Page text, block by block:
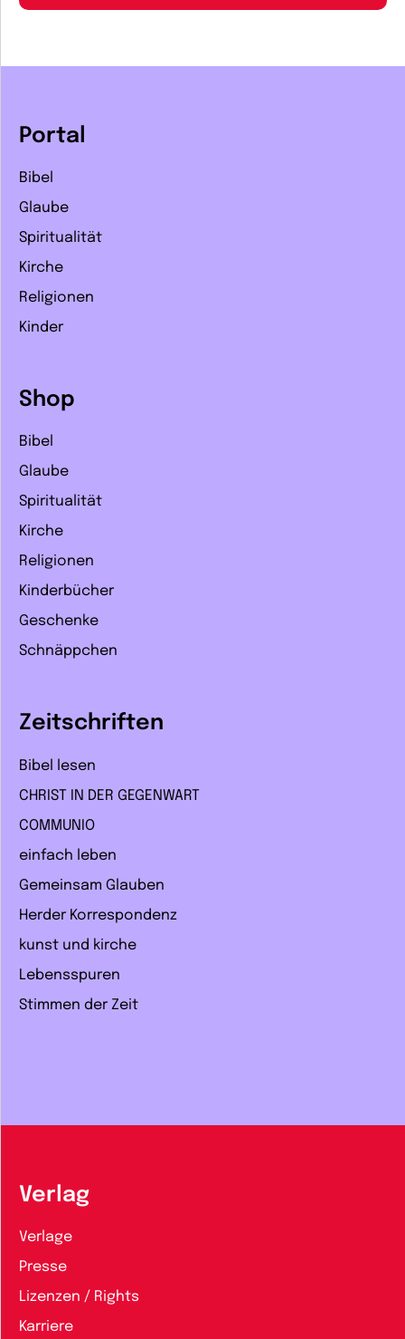
Portal
Bibel
Glaube
Spiritualität
Kirche
Religionen
Kinder
Shop
Bibel
Glaube
Spiritualität
Kirche
Religionen
Kinderbücher
Geschenke
Schnäppchen
Zeitschriften
Bibel lesen
CHRIST IN DER GEGENWART
COMMUNIO
einfach leben
Gemeinsam Glauben
Herder Korrespondenz
kunst und kirche
Lebensspuren
Stimmen der Zeit
Verlag
Verlage
Presse
Lizenzen / Rights
Karriere